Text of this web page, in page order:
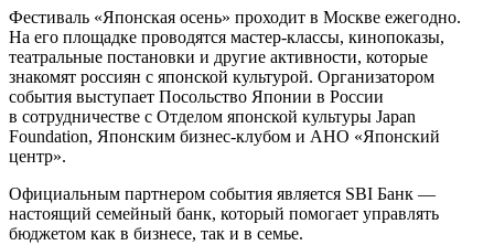
Фестиваль «Японская осень» проходит в Москве ежегодно.
На его площадке проводятся мастер-классы, кинопоказы,
театральные постановки и другие активности, которые
знакомят россиян с японской культурой. Организатором
события выступает Посольство Японии в России
в сотрудничестве с Отделом японской культуры Japan
Foundation, Японским бизнес-клубом и АНО «Японский
центр».
Официальным партнером события является SBI Банк —
настоящий семейный банк, который помогает управлять
бюджетом как в бизнесе, так и в семье.